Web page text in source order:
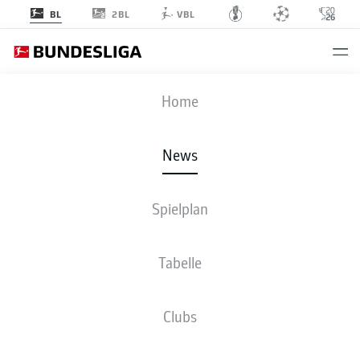
BL 2BL VBL
Home
News
Spielplan
Tabelle
Clubs
Deniz Aytekin beendet seine Karriere im Sommer 2026